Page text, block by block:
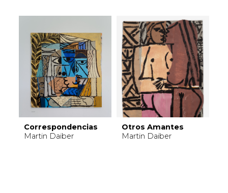
Correspondencias
Martin Daiber
Otros Amantes
Martin Daiber